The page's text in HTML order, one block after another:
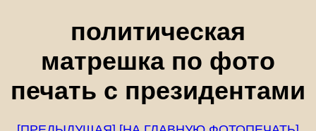
политическая
матрешка по фото
печать с президентами